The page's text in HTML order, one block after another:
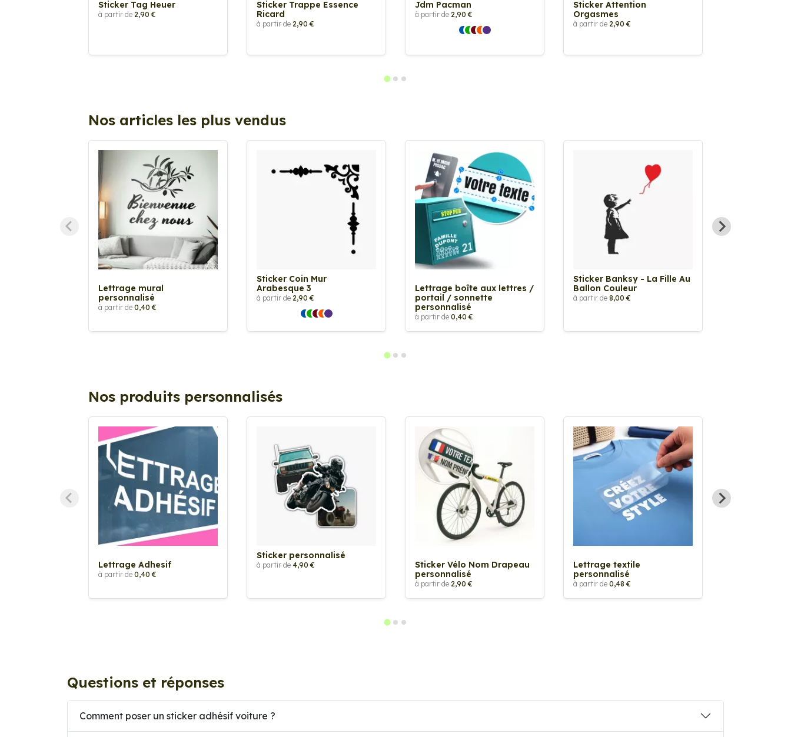
Sticker Tag Heuer
à partir de 2,90 €
Sticker Trappe Essence
Ricard
à partir de 2,90 €
Jdm Pacman
à partir de 2,90 €
Sticker Attention
Orgasmes
à partir de 2,90 €
Nos articles les plus vendus
Lettrage mural
personnalisé
à partir de 0,40 €
Sticker Coin Mur
Arabesque 3
à partir de 2,90 €
Lettrage boîte aux lettres /
portail / sonnette
personnalisé
à partir de 0,40 €
Sticker Banksy - La Fille Au
Ballon Couleur
à partir de 8,00 €
Nos produits personnalisés
Lettrage Adhesif
à partir de 0,40 €
Sticker personnalisé
à partir de 4,90 €
Sticker Vélo Nom Drapeau
personnalisé
à partir de 2,90 €
Lettrage textile
personnalisé
à partir de 0,48 €
Questions et réponses
Comment poser un sticker adhésif voiture ?